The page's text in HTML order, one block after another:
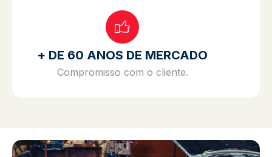
+ DE 60 ANOS DE MERCADO
Compromisso com o cliente.